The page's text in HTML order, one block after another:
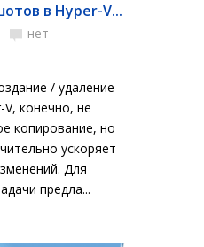
в Hyper-V...
нет
/ удаление
конечно, не
копирование, но
ускоряет
Для
предла...